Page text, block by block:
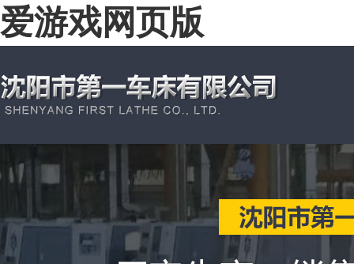
爱游戏网页版